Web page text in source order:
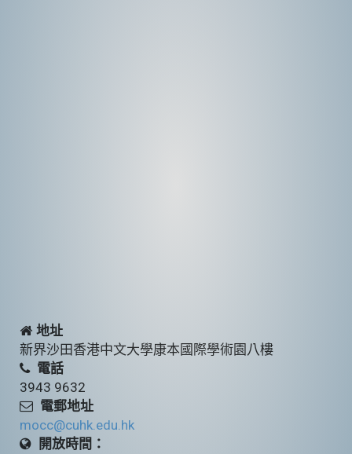
地址
新界沙田香港中文大學康本國際學術園八樓
電話
3943 9632
電郵地址
mocc@cuhk.edu.hk
開放時間：